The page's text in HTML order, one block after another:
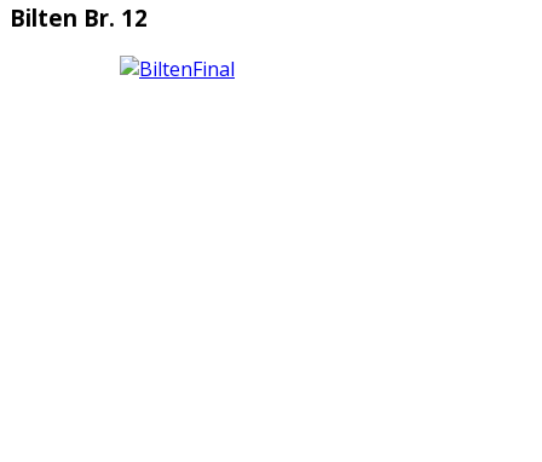
Bilten Br. 12